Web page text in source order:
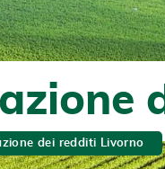
dei redditi Livorno